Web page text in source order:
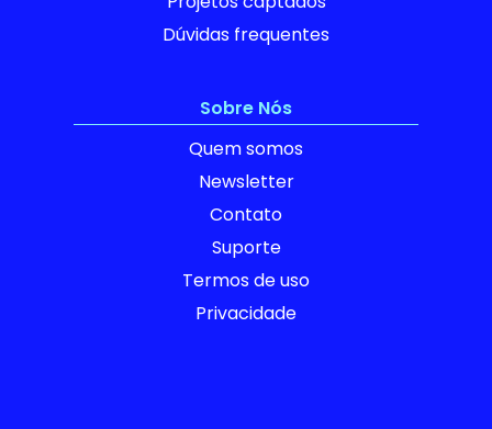
Dúvidas frequentes
Sobre Nós
Quem somos
Newsletter
Contato
Suporte
Termos de uso
Privacidade